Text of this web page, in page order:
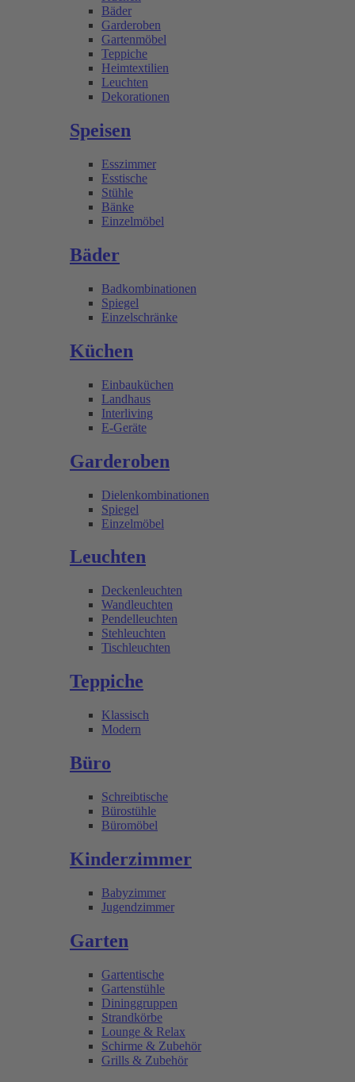
Bäder
Garderoben
Gartenmöbel
Teppiche
Heimtextilien
Leuchten
Dekorationen
Speisen
Esszimmer
Esstische
Stühle
Bänke
Einzelmöbel
Bäder
Badkombinationen
Spiegel
Einzelschränke
Küchen
Einbauküchen
Landhaus
Interliving
E-Geräte
Garderoben
Dielenkombinationen
Spiegel
Einzelmöbel
Leuchten
Deckenleuchten
Wandleuchten
Pendelleuchten
Stehleuchten
Tischleuchten
Teppiche
Klassisch
Modern
Büro
Schreibtische
Bürostühle
Büromöbel
Kinderzimmer
Babyzimmer
Jugendzimmer
Garten
Gartentische
Gartenstühle
Dininggruppen
Strandkörbe
Lounge & Relax
Schirme & Zubehör
Grills & Zubehör